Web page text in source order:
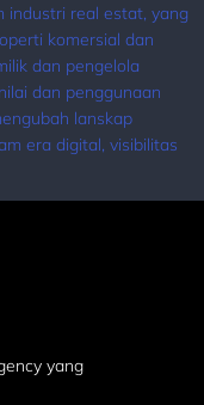
industri real estat, yang
komersial dan
dan pengelola
dan penggunaan
lanskap
era digital, visibilitas
yang